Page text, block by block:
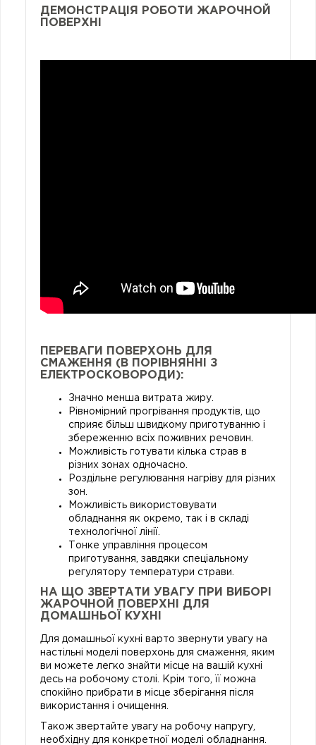
ДЕМОНСТРАЦІЯ РОБОТИ ЖАРОЧНОЙ
ПОВЕРХНІ
ПЕРЕВАГИ ПОВЕРХОНЬ ДЛЯ
СМАЖЕННЯ (В ПОРІВНЯННІ З
ЕЛЕКТРОСКОВОРОДИ):
Значно менша витрата жиру.
Рівномірний прогрівання продуктів, що
сприяє більш швидкому приготуванню і
збереженню всіх поживних речовин.
Можливість готувати кілька страв в
різних зонах одночасно.
Роздільне регулювання нагріву для різних
зон.
Можливість використовувати
обладнання як окремо, так і в складі
технологічної лінії.
Тонке управління процесом
приготування, завдяки спеціальному
регулятору температури страви.
НА ЩО ЗВЕРТАТИ УВАГУ ПРИ ВИБОРІ
ЖАРОЧНОЙ ПОВЕРХНІ ДЛЯ
ДОМАШНЬОЇ КУХНІ
Для домашньої кухні варто звернути увагу на
настільні моделі поверхонь для смаження, яким
ви можете легко знайти місце на вашій кухні
десь на робочому столі. Крім того, її можна
спокійно прибрати в місце зберігання після
використання і очищення.
Також звертайте увагу на робочу напругу,
необхідну для конкретної моделі обладнання.